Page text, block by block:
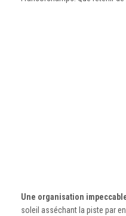
Une organisation
soleil asséchant la piste par